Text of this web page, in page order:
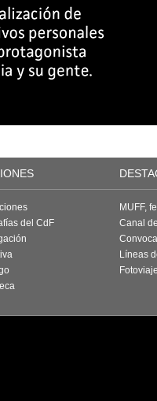
del CdF
MUFF,
Canal
Líneas